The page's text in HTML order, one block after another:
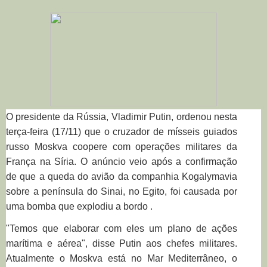
O presidente da Rússia, Vladimir Putin, ordenou nesta
terça-feira (17/11) que o cruzador de mísseis guiados
russo Moskva coopere com operações militares da
França na Síria. O anúncio veio após a confirmação
de que a queda do avião da companhia Kogalymavia
sobre a península do Sinai, no Egito, foi causada por
uma bomba que explodiu a bordo .
"Temos que elaborar com eles um plano de ações
marítima e aérea", disse Putin aos chefes militares.
Atualmente o Moskva está no Mar Mediterrâneo, o